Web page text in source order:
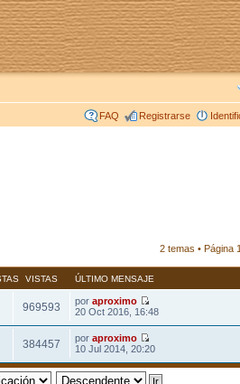
FAQ Registrarse
2 temas • Página 1
VISTAS ÚLTIMO MENSAJE
969593 poraproximo
20 Oct 2016, 16:48
384457 poraproximo
10 Jul 2014, 20:20